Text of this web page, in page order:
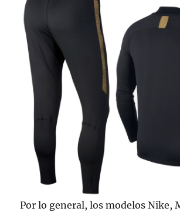
Por lo general, los modelos Nike,